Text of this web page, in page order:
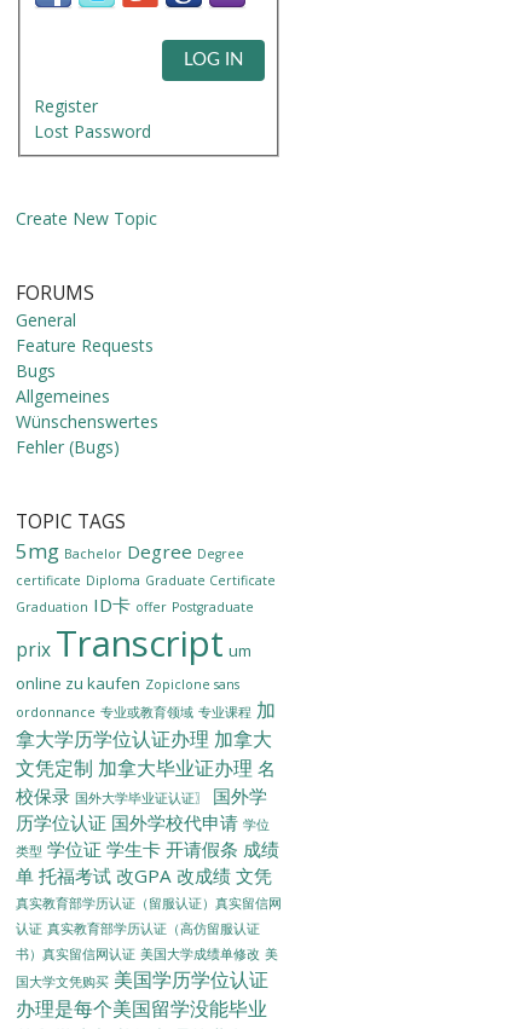
LOG IN
Register
Lost Password
Create New Topic
FORUMS
General
Feature Requests
Bugs
Allgemeines
Wünschenswertes
Fehler (Bugs)
TOPIC TAGS
5mg Bachelor Degree Degree
certificate Diploma Graduate Certificate
Graduation ID卡 offer Postgraduate
prix Transcript um
online zu kaufen Zopiclone sans
ordonnance 专业或教育领域 专业课程 加
拿大学历学位认证办理 加拿大
文凭定制 加拿大毕业证办理 名
校保录 国外大学毕业证认证〗
国外学
历学位认证 国外学校代申请 学位
类型 学位证 学生卡 开请假条 成绩
单 托福考试 改GPA 改成绩 文凭
真实教育部学历认证（留服认证）真实留信网
认证 真实教育部学历认证（高仿留服认证
书）真实留信网认证 美国大学成绩单修改 美
国大学文凭购买 美国学历学位认证
办理是每个美国留学没能毕业